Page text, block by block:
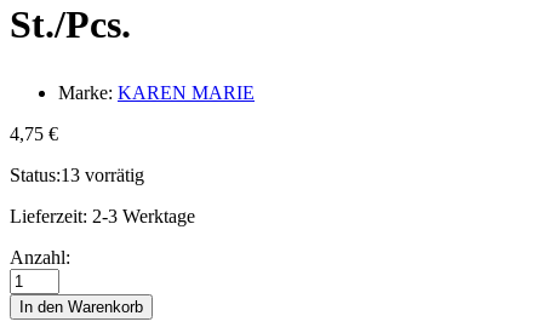
St./Pcs.
Marke: KAREN MARIE
4,75 €
Status:13 vorrätig
Lieferzeit: 2-3 Werktage
Str.
15
x
450
Anzahl:
In den Warenkorb